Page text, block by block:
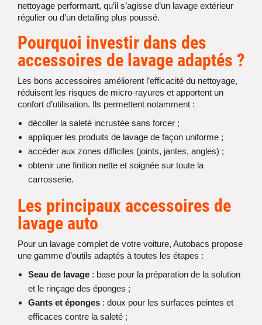
nettoyage performant, qu’il s’agisse d’un lavage extérieur
régulier ou d’un detailing plus poussé.
Pourquoi investir dans des
accessoires de lavage adaptés ?
Les bons accessoires améliorent l’efficacité du nettoyage,
réduisent les risques de micro-rayures et apportent un
confort d’utilisation. Ils permettent notamment :
décoller la saleté incrustée sans forcer ;
appliquer les produits de lavage de façon uniforme ;
accéder aux zones difficiles (joints, jantes, angles) ;
obtenir une finition nette et soignée sur toute la
carrosserie.
Les principaux accessoires de
lavage auto
Pour un lavage complet de votre voiture, Autobacs propose
une gamme d’outils adaptés à toutes les étapes :
Seau de lavage : base pour la préparation de la solution
et le rinçage des éponges ;
Gants et éponges : doux pour les surfaces peintes et
efficaces contre la saleté ;